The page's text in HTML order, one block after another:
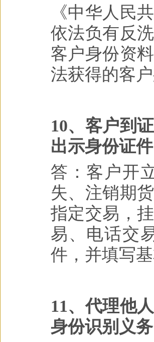
《中华人民
依法负有反
客户身份资
法获得的客
10、客户到
出示身份证件
答：客户开
失、注销期
指定交易，
易、电话交
件，并填写
11、代理他
身份识别义务